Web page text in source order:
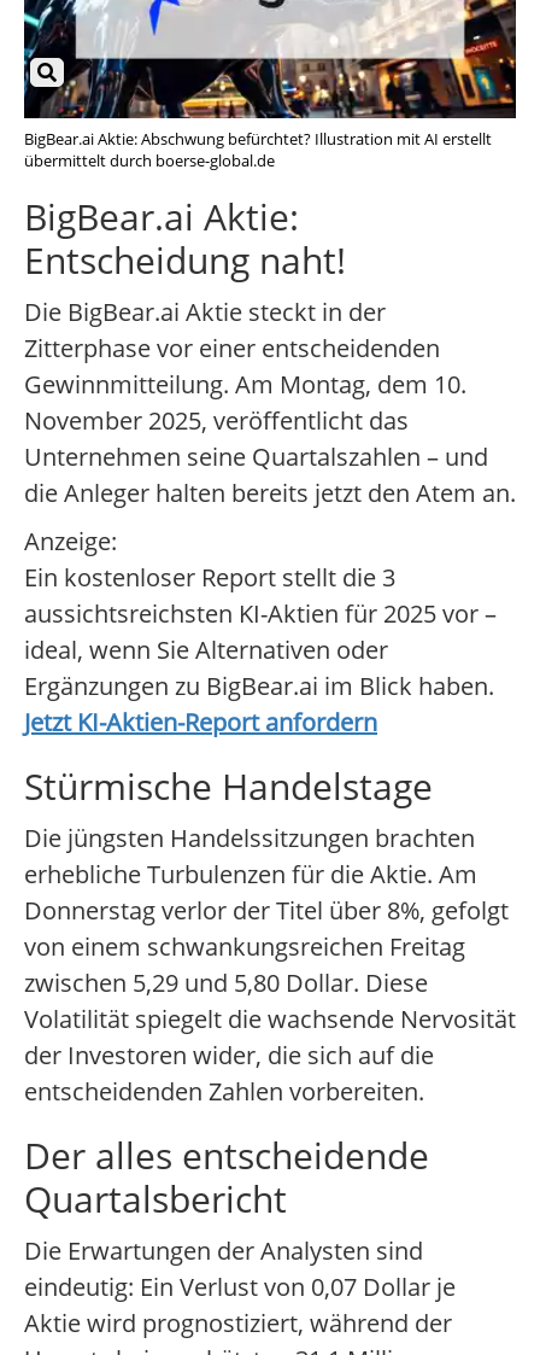
BigBear.ai Aktie: Abschwung befürchtet? Illustration mit AI erstellt
übermittelt durch boerse-global.de
BigBear.ai Aktie:
Entscheidung naht!
Die BigBear.ai Aktie steckt in der
Zitterphase vor einer entscheidenden
Gewinnmitteilung. Am Montag, dem 10.
November 2025, veröffentlicht das
Unternehmen seine Quartalszahlen – und
die Anleger halten bereits jetzt den Atem an.
Anzeige:
Ein kostenloser Report stellt die 3
aussichtsreichsten KI-Aktien für 2025 vor –
ideal, wenn Sie Alternativen oder
Ergänzungen zu BigBear.ai im Blick haben.
Jetzt KI-Aktien-Report anfordern
Stürmische Handelstage
Die jüngsten Handelssitzungen brachten
erhebliche Turbulenzen für die Aktie. Am
Donnerstag verlor der Titel über 8%, gefolgt
von einem schwankungsreichen Freitag
zwischen 5,29 und 5,80 Dollar. Diese
Volatilität spiegelt die wachsende Nervosität
der Investoren wider, die sich auf die
entscheidenden Zahlen vorbereiten.
Der alles entscheidende
Quartalsbericht
Die Erwartungen der Analysten sind
eindeutig: Ein Verlust von 0,07 Dollar je
Aktie wird prognostiziert, während der